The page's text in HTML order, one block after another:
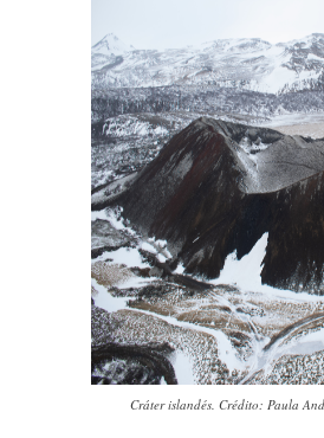
Cráter islandés. Crédito: Paula